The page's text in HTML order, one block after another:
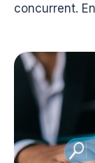
concurrent.